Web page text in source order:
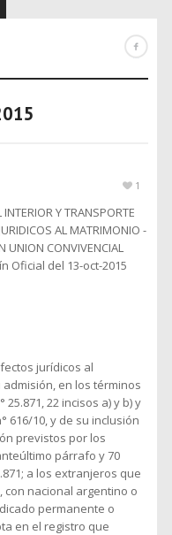
1
Y TRANSPORTE
AL MATRIMONIO -
UNION CONVIVENCIAL
Oficial del 13-oct-2015
jurídicos al
en los términos
22 incisos a) y b) y
616/10, y de su inclusión
previstos por los
párrafo y 70
a los extranjeros que
nacional argentino o
permanente o
en el registro que